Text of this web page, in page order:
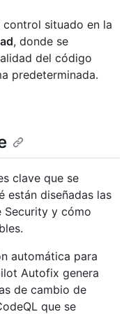
control situado en la
, donde se
del código
predeterminada.
clave que se
están diseñadas las
Security y cómo
automática para
Autofix genera
de cambio de
que se